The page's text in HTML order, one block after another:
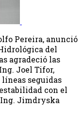
Pereira, anunció
del
agradeció las
Joel Tifor,
líneas seguidas
con el
Jimdryska